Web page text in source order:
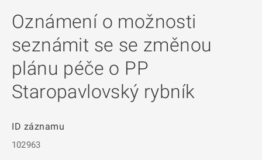
Oznámení o možnosti
seznámit se se změnou
plánu péče o PP
Staropavlovský rybník
ID záznamu
102963